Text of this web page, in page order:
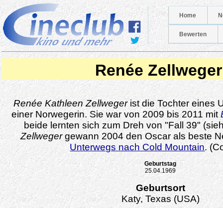
Home
Bewerten
Renée Zellweger
Renée Kathleen Zellwegerist die Tochter eines
einer Norwegerin. Sie war von 2009 bis 2011 mit
beide lernten sich zum Dreh von "Fall 39"
Zellwegergewann 2004 den Oscar als beste
Unterwegs nach Cold Mountain.
Geburtstag
25.04.1969
Geburtsort
Katy, Texas (USA)